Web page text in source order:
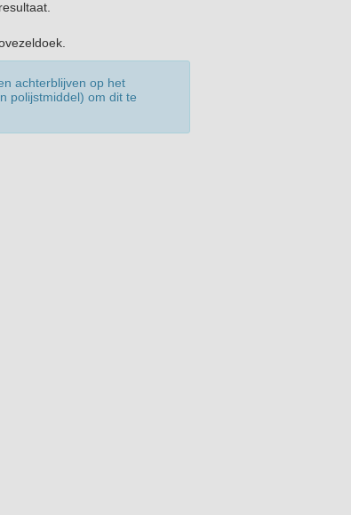
achterblijven op het
polijstmiddel) om dit te